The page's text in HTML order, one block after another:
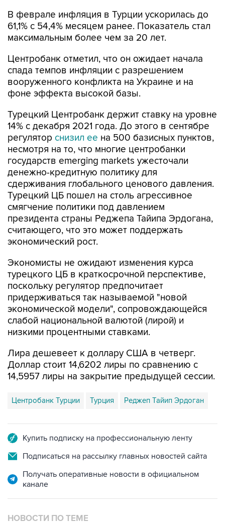
В феврале инфляция в Турции ускорилась до
61,1% с 54,4% месяцем ранее. Показатель стал
максимальным более чем за 20 лет.
Центробанк отметил, что он ожидает начала
спада темпов инфляции с разрешением
вооруженного конфликта на Украине и на
фоне эффекта высокой базы.
Турецкий Центробанк держит ставку на уровне
14% с декабря 2021 года. До этого в сентябре
регулятор снизил ее на 500 базисных пунктов,
несмотря на то, что многие центробанки
государств emerging markets ужесточали
денежно-кредитную политику для
сдерживания глобального ценового давления.
Турецкий ЦБ пошел на столь агрессивное
смягчение политики под давлением
президента страны Реджепа Тайипа Эрдогана,
считающего, что это может поддержать
экономический рост.
Экономисты не ожидают изменения курса
турецкого ЦБ в краткосрочной перспективе,
поскольку регулятор предпочитает
придерживаться так называемой "новой
экономической модели", сопровождающейся
слабой национальной валютой (лирой) и
низкими процентными ставками.
Лира дешевеет к доллару США в четверг.
Доллар стоит 14,6202 лиры по сравнению с
14,5957 лиры на закрытие предыдущей сессии.
Центробанк Турции Турция Реджеп Тайип Эрдоган
Купить подписку на профессиональную ленту
Подписаться на рассылку главных новостей сайта
Получать оперативные новости в официальном
канале
НОВОСТИ ПО ТЕМЕ